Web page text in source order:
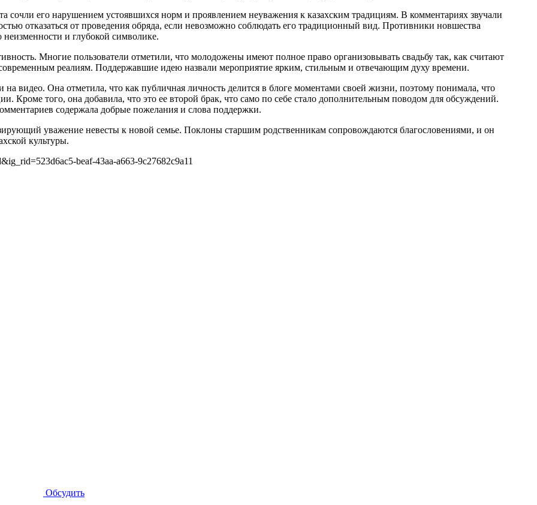
сочли его нарушением устоявшихся норм и проявлением неуважения к казахским традициям. В комментариях звучали
отказаться от проведения обряда, если невозможно соблюдать его традиционный вид. Противники новшества
неизменности и глубокой символике.
Многие пользователи отметили, что молодожены имеют полное право организовывать свадьбу так, как считают
реалиям. Поддержавшие идею назвали мероприятие ярким, стильным и отвечающим духу времени.
видео. Она отметила, что как публичная личность делится в блоге моментами своей жизни, поэтому понимала, что
Кроме того, она добавила, что это ее второй брак, что само по себе стало дополнительным поводом для обсуждений.
содержала добрые пожелания и слова поддержки.
уважение невесты к новой семье. Поклоны старшим родственникам сопровождаются благословениями, и он
культуры.
beaf-43aa-a663-9c27682c9a11
Обсудить